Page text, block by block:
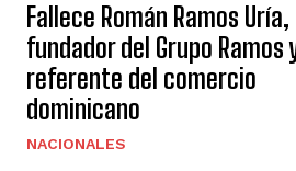
Fallece Román Ramos Uría,
fundador del Grupo Ramos
referente del comercio
dominicano
NACIONALES